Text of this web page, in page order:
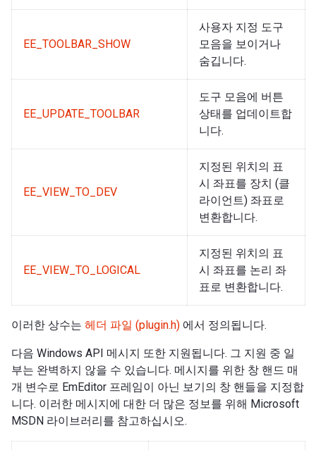
EE_TOOLBAR_SHOW
사용자 지정 도구
모음을 보이거나
숨깁니다.
EE_UPDATE_TOOLBAR
도구 모음에 버튼
상태를 업데이트합
니다.
EE_VIEW_TO_DEV
지정된 위치의 표
시 좌표를 장치 (클
라이언트) 좌표로
변환합니다.
EE_VIEW_TO_LOGICAL
지정된 위치의 표
시 좌표를 논리 좌
표로 변환합니다.
이러한 상수는 헤더 파일 (plugin.h) 에서 정의됩니다.
다음 Windows API 메시지 또한 지원됩니다. 그 지원 중 일
부는 완벽하지 않을 수 있습니다. 메시지를 위한 창 핸드 매
개 변수로 EmEditor 프레임이 아닌 보기의 창 핸들을 지정합
니다. 이러한 메시지에 대한 더 많은 정보를 위해 Microsoft
MSDN 라이브러리를 참고하십시오.